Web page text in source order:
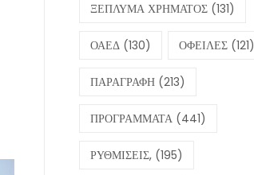
ΞΕΠΛΥΜΑ ΧΡΗΜΑΤΟΣ (131)
ΟΑΕΔ (130) ΟΦΕΙΛΕΣ (121)
ΠΑΡΑΓΡΑΦΗ (213)
ΠΡΟΓΡΑΜΜΑΤΑ (441)
ΡΥΘΜΙΣΕΙΣ, (195)